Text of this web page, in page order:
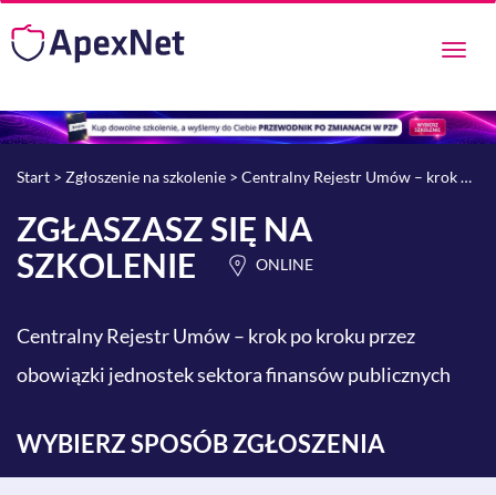
Start > Zgłoszenie na szkolenie > Centralny Rejestr Umów – krok po kroku przez obowiązki jednostek sektora finansów publicznych
ZGŁASZASZ SIĘ NA
SZKOLENIE
ONLINE
Centralny Rejestr Umów – krok po kroku przez
obowiązki jednostek sektora finansów publicznych
WYBIERZ SPOSÓB ZGŁOSZENIA